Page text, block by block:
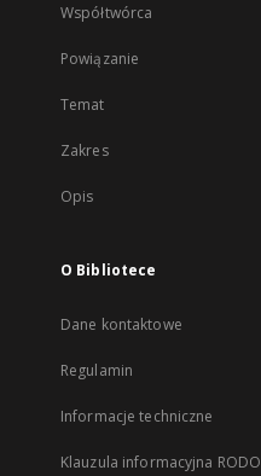
Współtwórca
Powiązanie
Temat
Zakres
Opis
O Bibliotece
Dane kontaktowe
Regulamin
Informacje techniczne
Klauzula informacyjna RODO